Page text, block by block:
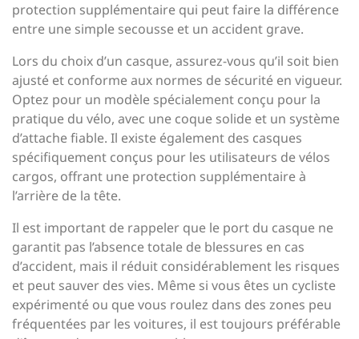
protection supplémentaire qui peut faire la différence
entre une simple secousse et un accident grave.
Lors du choix d’un casque, assurez-vous qu’il soit bien
ajusté et conforme aux normes de sécurité en vigueur.
Optez pour un modèle spécialement conçu pour la
pratique du vélo, avec une coque solide et un système
d’attache fiable. Il existe également des casques
spécifiquement conçus pour les utilisateurs de vélos
cargos, offrant une protection supplémentaire à
l’arrière de la tête.
Il est important de rappeler que le port du casque ne
garantit pas l’absence totale de blessures en cas
d’accident, mais il réduit considérablement les risques
et peut sauver des vies. Même si vous êtes un cycliste
expérimenté ou que vous roulez dans des zones peu
fréquentées par les voitures, il est toujours préférable